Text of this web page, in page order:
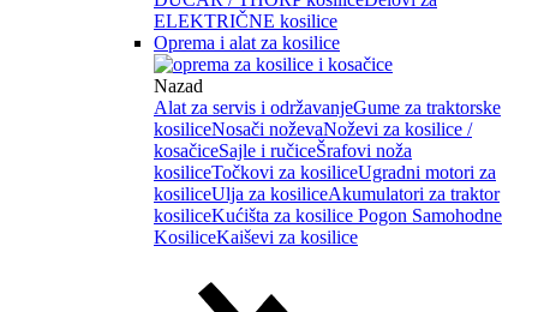
ELEKTRIČNE kosilice
Oprema i alat za kosilice
Nazad
Alat za servis i održavanjeGume za traktorske
kosiliceNosači noževaNoževi za kosilice /
kosačiceSajle i ručiceŠrafovi noža
kosiliceTočkovi za kosiliceUgradni motori za
kosiliceUlja za kosiliceAkumulatori za traktor
kosiliceKućišta za kosilice Pogon Samohodne
KosiliceKaiševi za kosilice